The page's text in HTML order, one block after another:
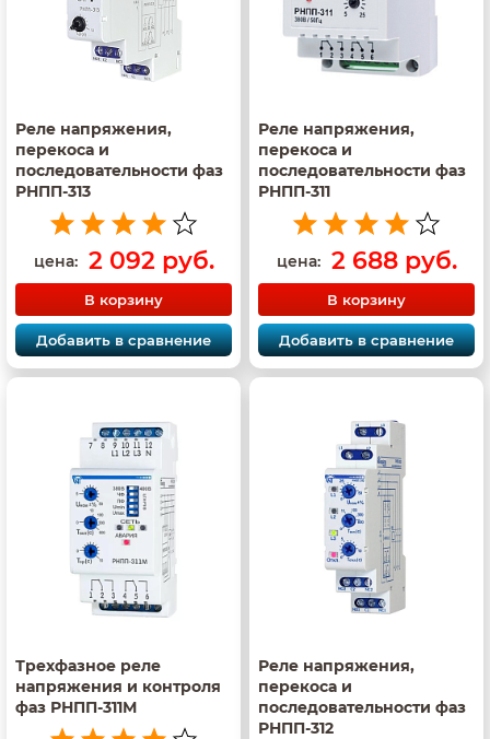
Реле напряжения,
перекоса и
последовательности фаз
РНПП-313
цена: 2 092 руб.
В корзину
Добавить в сравнение
Реле напряжения,
перекоса и
последовательности фаз
РНПП-311
цена: 2 688 руб.
В корзину
Добавить в сравнение
Трехфазное реле
напряжения и контроля
фаз РНПП-311М
Реле напряжения,
перекоса и
последовательности фаз
РНПП-312